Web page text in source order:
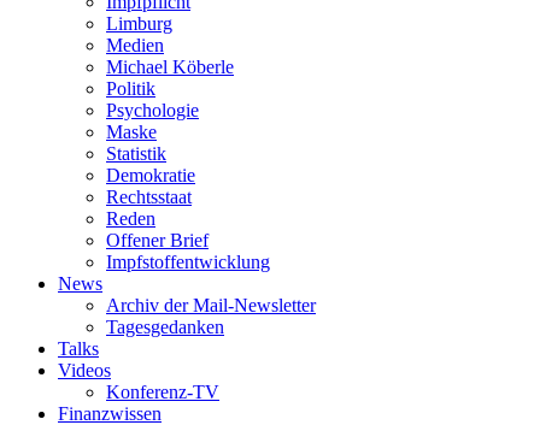
Limburg
Medien
Michael Köberle
Politik
Psychologie
Maske
Statistik
Demokratie
Rechtsstaat
Reden
Offener Brief
Impfstoffentwicklung
News
Archiv der Mail-Newsletter
Tagesgedanken
Talks
Videos
Konferenz-TV
Finanzwissen